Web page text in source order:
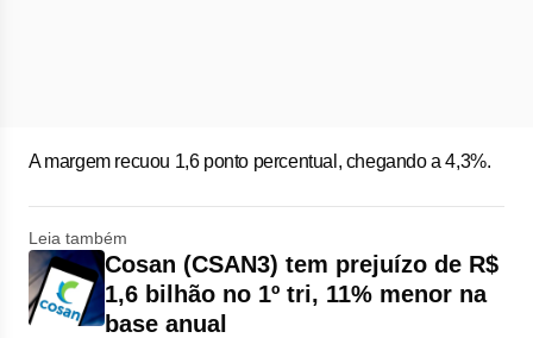
A margem recuou 1,6 ponto percentual, chegando a 4,3%.
Leia também
Cosan (CSAN3) tem prejuízo de R$
1,6 bilhão no 1º tri, 11% menor na
base anual